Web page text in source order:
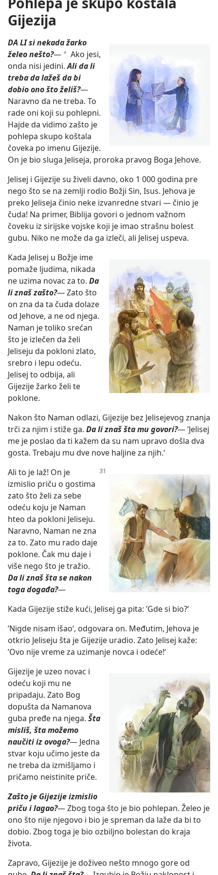
Gijezija
DA LI si nekada žarko
želeo nešto?— a Ako jesi,
onda nisi jedini.Ali da li
treba da lažeš da bi
dobio ono što želiš?—
Naravno da ne treba. To
rade oni koji su pohlepni.
Hajde da vidimo zašto je
pohlepa skupo koštala
čoveka po imenu Gijezije.
On je bio sluga Jeliseja, proroka pravog Boga Jehove.
Jelisej i Gijezije su živeli davno, oko 1 000 godina pre
nego što se na zemlji rodio Božji Sin, Isus. Jehova je
preko Jeliseja činio neke izvanredne stvari — činio je
čuda! Na primer, Biblija govori o jednom važnom
čoveku iz sirijske vojske koji je imao strašnu bolest
gubu. Niko ne može da ga izleči, ali Jelisej uspeva.
Kada Jelisej u Božje ime
pomaže ljudima, nikada
ne uzima novac za to. Da
li znaš zašto?— Zato što
on zna da ta čuda dolaze
od Jehove, a ne od njega.
Naman je toliko srećan
što je izlečen da želi
Jeliseju da pokloni zlato,
srebro i lepu odeću.
Jelisej to odbija, ali
Gijezije žarko želi te
poklone.
Nakon što Naman odlazi, Gijezije bez Jelisejevog znanja
trči za njim i stiže ga. Da li znaš šta mu govori?— ’Jelisej
me je poslao da ti kažem da su nam upravo došla dva
gosta. Trebaju mu dve nove haljine za njih.‘
Ali to je laž! On je
izmislio priču o gostima
zato što želi za sebe
odeću koju je Naman
hteo da pokloni Jeliseju.
Naravno, Naman ne zna
za to. Zato mu rado daje
poklone. Čak mu daje i
više nego što je tražio.
Da li znaš šta se nakon
toga događa?—
Kada Gijezije stiže kući, Jelisej ga pita: ’Gde si bio?‘
’Nigde nisam išao‘, odgovara on. Međutim, Jehova je
otkrio Jeliseju šta je Gijezije uradio. Zato Jelisej kaže:
’Ovo nije vreme za uzimanje novca i odeće!‘
Gijezije je uzeo novac i
odeću koji mu ne
pripadaju. Zato Bog
dopušta da Namanova
guba pređe na njega. Šta
misliš, šta možemo
naučiti iz ovoga?— Jedna
stvar koju učimo jeste da
ne treba da izmišljamo i
pričamo neistinite priče.
Zašto je Gijezije izmislio
priču i lagao?— Zbog toga što je bio pohlepan. Želeo je
ono što nije njegovo i bio je spreman da laže da bi to
dobio. Zbog toga je bio ozbiljno bolestan do kraja
života.
Zapravo, Gijezije je doživeo nešto mnogo gore od